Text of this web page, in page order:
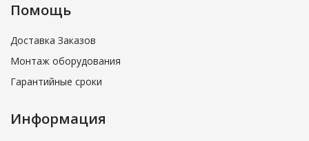
этапе производства
Основные направления деятельности:
системы отопления, вентиляции и кондиционирования
системы индустриальной автоматики
Помощь
Доставка Заказов
Монтаж оборудования
Гарантийные сроки
Информация